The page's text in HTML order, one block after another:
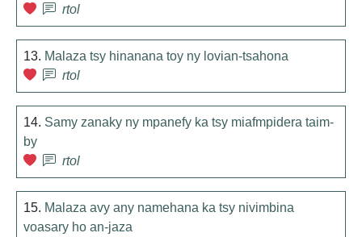
rtol
13. Malaza tsy hinanana toy ny lovian-tsahona
rtol
14. Samy zanaky ny mpanefy ka tsy miafmpidera taim-
by
rtol
15. Malaza avy any namehana ka tsy nivimbina
voasary ho an-jaza